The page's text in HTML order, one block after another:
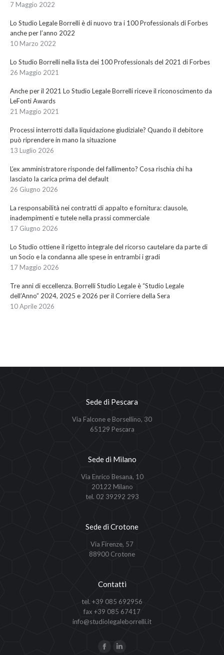
7 Maggio 2022
Lo Studio Legale Borrelli è di nuovo tra i 100 Professionals di Forbes
anche per l’anno 2022
10 Marzo 2022
Lo Studio Borrelli nella lista dei 100 Professionals del 2021 di Forbes
26 Maggio 2021
Anche per il 2021 Lo Studio Legale Borrelli riceve il riconoscimento da
LeFonti Awards
21 Maggio 2021
Processi interrotti dalla liquidazione giudiziale? Quando il debitore
può riprendere in mano la situazione
13 Luglio 2026
L’ex amministratore risponde del fallimento? Cosa rischia chi ha
lasciato la carica prima del default
26 Giugno 2026
La responsabilità nei contratti di appalto e fornitura: clausole,
inadempimenti e tutele nella prassi commerciale
17 Giugno 2026
Lo Studio ottiene il rigetto integrale del ricorso cautelare da parte di
un Socio e la condanna alle spese in entrambi i gradi
17 Maggio 2026
Tre anni di eccellenza. Borrelli Studio Legale è “Studio Legale
dell’Anno” 2024, 2025 e 2026 per il Corriere della Sera
10 Aprile 2026
Sede di Pescara
Via Falcone e Borsellino, 30
65129 Pescara
Sede di Milano
Via Enrico Besana, 10
20122 Milano
tel. 02 39292 293
Sede di Crotone
Via Firenze, 57
88900 Crotone
Contatti
tel. +39 085 692956
fax +39 085 67417
info@studiolegaleborrelli.it
FacebookLinkedin